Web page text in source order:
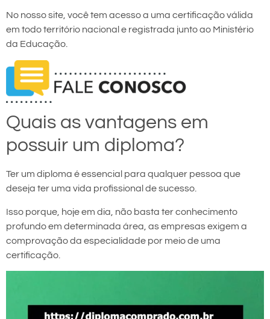
No nosso site, você tem acesso a uma certificação válida
em todo território nacional e registrada junto ao Ministério
da Educação.
Quais as vantagens em
possuir um diploma?
Ter um diploma é essencial para qualquer pessoa que
deseja ter uma vida profissional de sucesso.
Isso porque, hoje em dia, não basta ter conhecimento
profundo em determinada área, as empresas exigem a
comprovação da especialidade por meio de uma
certificação.